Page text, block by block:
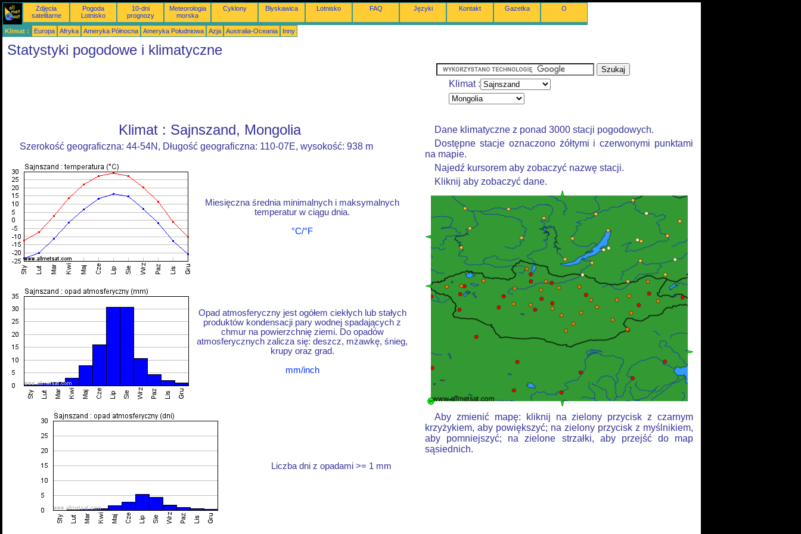
Zdjęcia
satelitarne
Pogoda
Lotnisko
10-dni
prognozy
Meteorologia
morska
Cyklony Błyskawica Lotnisko FAQ Języki Kontakt Gazetka O
Klimat : Europa Afryka Ameryka Północna Ameryka Południowa Azja Australia-Oceania Inny
Statystyki pogodowe i klimatyczne
Klimat :
Klimat : Sajnszand, Mongolia
Szerokość geograficzna: 44-54N, Długość geograficzna: 110-07E, wysokość: 938 m
Miesięczna średnia minimalnych i maksymalnych
temperatur w ciągu dnia.
°C/°F
Opad atmosferyczny jest ogółem ciekłych lub stałych
produktów kondensacji pary wodnej spadających z
chmur na powierzchnię ziemi. Do opadów
atmosferycznych zalicza się: deszcz, mżawkę, śnieg,
krupy oraz grad.
mm/inch
Liczba dni z opadami >= 1 mm
Dane klimatyczne z ponad 3000 stacji pogodowych.
Dostępne stacje oznaczono żółtymi i czerwonymi punktami
na mapie.
Najedź kursorem aby zobaczyć nazwę stacji.
Kliknij aby zobaczyć dane.
Aby zmienić mapę: kliknij na zielony przycisk z czarnym
krzyżykiem, aby powiększyć; na zielony przycisk z myślnikiem,
aby pomniejszyć; na zielone strzałki, aby przejść do map
sąsiednich.